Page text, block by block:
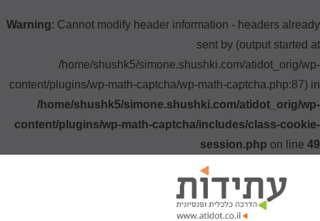
Warning: Cannot modify header information - headers already
sent by (output started at
/home/shushk5/simone.shushki.com/atidot_orig/wp-
content/plugins/wp-math-captcha/wp-math-captcha.php:87) in
/home/shushk5/simone.shushki.com/atidot_orig/wp-
content/plugins/wp-math-captcha/includes/class-cookie-
session.php on line 49